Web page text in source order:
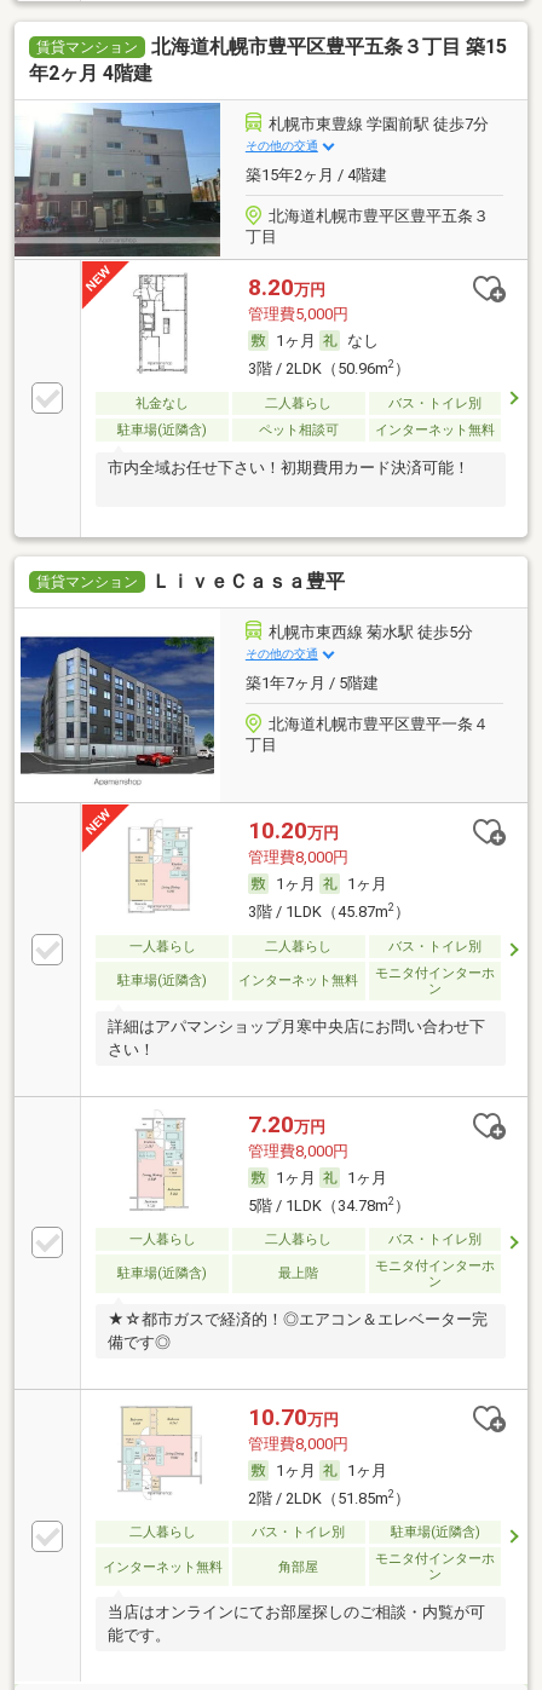
賃貸マンション
北海道札幌市豊平区豊平五条３丁目 築15
年2ヶ月 4階建
札幌市東豊線 学園前駅 徒歩7分
その他の交通
築15年2ヶ月 / 4階建
北海道札幌市豊平区豊平五条３
丁目
8.20万円
管理費5,000円
1ヶ月
なし
3階 / 2LDK（50.96m2）
礼金なし 二人暮らし
バス・トイレ別
駐車場(近隣含)
ペット相談可 インターネット無料
市内全域お任せ下さい！初期費用カード決済可能！
賃貸マンション ＬｉｖｅＣａｓａ豊平
札幌市東西線 菊水駅 徒歩5分
その他の交通
築1年7ヶ月 / 5階建
北海道札幌市豊平区豊平一条４
丁目
10.20万円
管理費8,000円
1ヶ月
1ヶ月
3階 / 1LDK（45.87m2）
一人暮らし 二人暮らし バス・トイレ別
駐車場(近隣含) インターネット無料
モニタ付インターホ
ン
詳細はアパマンショップ月寒中央店にお問い合わせ下
さい！
7.20万円
管理費8,000円
1ヶ月
1ヶ月
5階 / 1LDK（34.78m2）
一人暮らし 二人暮らし バス・トイレ別
駐車場(近隣含) 最上階
モニタ付インターホ
ン
★☆都市ガスで経済的！◎エアコン＆エレベーター完
備です◎
10.70万円
管理費8,000円
1ヶ月
1ヶ月
2階 / 2LDK（51.85m2）
二人暮らし バス・トイレ別 駐車場(近隣含)
インターネット無料 角部屋
モニタ付インターホ
ン
当店はオンラインにてお部屋探しのご相談・内覧が可
能です。